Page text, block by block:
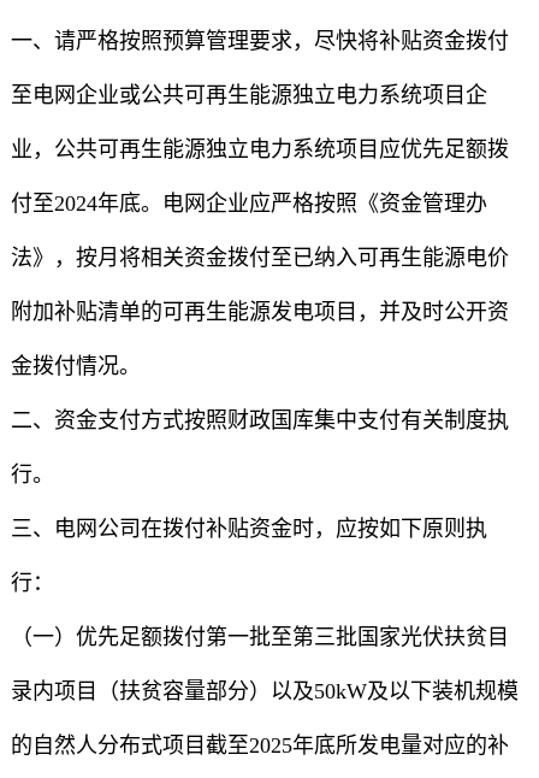
一、请严格按照预算管理要求，尽快将补贴资金拨付
至电网企业或公共可再生能源独立电力系统项目企
业，公共可再生能源独立电力系统项目应优先足额拨
付至2024年底。电网企业应严格按照《资金管理办
法》，按月将相关资金拨付至已纳入可再生能源电价
附加补贴清单的可再生能源发电项目，并及时公开资
金拨付情况。
二、资金支付方式按照财政国库集中支付有关制度执
行。
三、电网公司在拨付补贴资金时，应按如下原则执
行：
（一）优先足额拨付第一批至第三批国家光伏扶贫目
录内项目（扶贫容量部分）以及50kW及以下装机规模
的自然人分布式项目截至2025年底所发电量对应的补